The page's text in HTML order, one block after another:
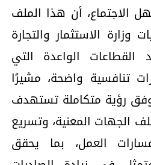
الاجتماع، أن هذا الملف
الاستثمار والتجارة
القطاعات الواعدة التي
تنافسية واضحة، مشيرًا
رؤية متكاملة تستهدف
الجهات المعنية، وتسريع
العمل، بما يحقق